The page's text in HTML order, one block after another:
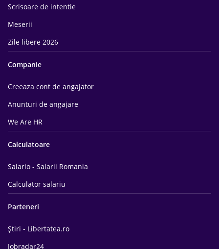
Scrisoare de intentie
Meserii
Zile libere 2026
Companie
Creeaza cont de angajator
Anunturi de angajare
We Are HR
Calculatoare
Salario - Salarii Romania
Calculator salariu
Parteneri
Știri - Libertatea.ro
Jobradar24